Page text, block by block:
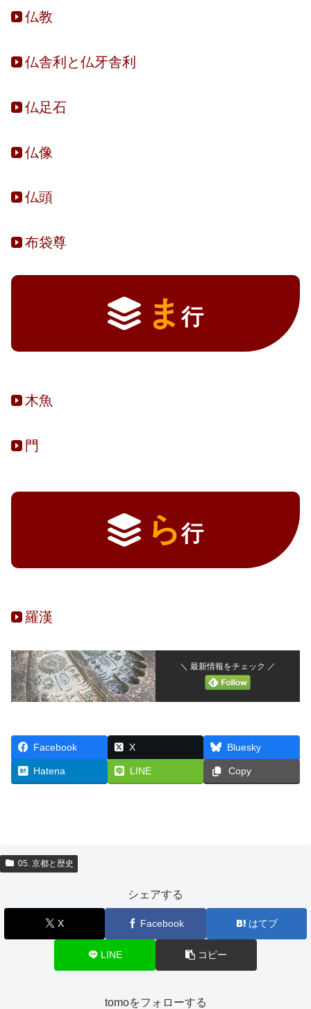
仏教
仏舎利と仏牙舎利
仏足石
仏像
仏頭
布袋尊
ま行
木魚
門
ら行
羅漢
＼ 最新情報をチェック ／
Facebook X Bluesky
Hatena LINE Copy
05. 京都と歴史
シェアする
X Facebook はてブ
LINE コピー
tomoをフォローする